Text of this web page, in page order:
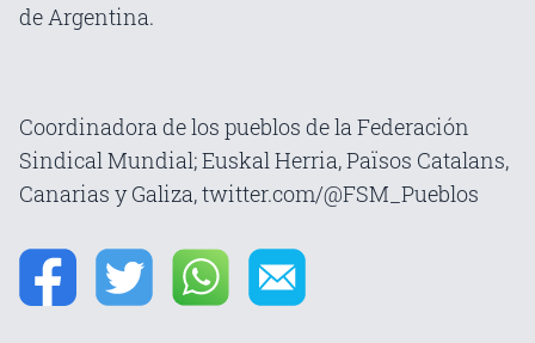
de Argentina.
Coordinadora de los pueblos de la Federación
Sindical Mundial; Euskal Herria, Països Catalans,
Canarias y Galiza, twitter.com/@FSM_Pueblos